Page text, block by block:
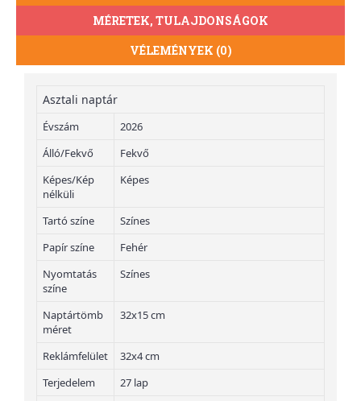
MÉRETEK, TULAJDONSÁGOK
VÉLEMÉNYEK (0)
Asztali naptár
Évszám
2026
Álló/Fekvő
Fekvő
Képes/Kép
nélküli
Képes
Tartó színe
Színes
Papír színe
Fehér
Nyomtatás
színe
Színes
Naptártömb
méret
32x15 cm
Reklámfelület
32x4 cm
Terjedelem
27 lap